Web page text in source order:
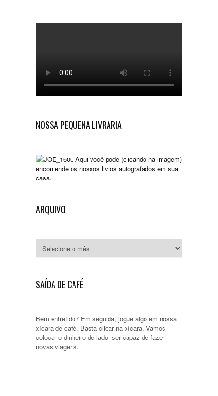
NOSSA PEQUENA LIVRARIA
Aqui você pode (clicando na imagem)
encomende os nossos livros autografados em sua
casa.
ARQUIVO
SAÍDA DE CAFÉ
Bem entretido? Em seguida, jogue algo em nossa
xícara de café. Basta clicar na xícara. Vamos
colocar o dinheiro de lado, ser capaz de fazer
novas viagens.